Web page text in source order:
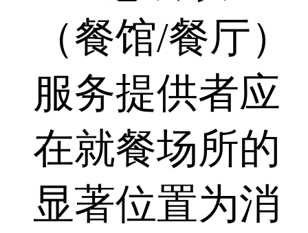
（餐馆/餐厅）
服务提供者应
在就餐场所的
显著位置为消